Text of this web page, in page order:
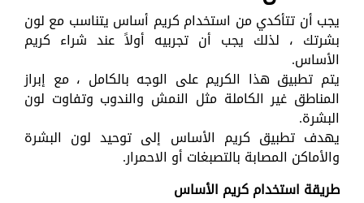
يجب أن تتأكدي من استخدام كريم أساس يتناسب مع لون
بشرتك ، لذلك يجب أن تجربيه أولاً عند شراء كريم
الأساس.
يتم تطبيق هذا الكريم على الوجه بالكامل ، مع إبراز
المناطق غير الكاملة مثل النمش والندوب وتفاوت لون
البشرة.
يهدف تطبيق كريم الأساس إلى توحيد لون البشرة
والأماكن المصابة بالتصبغات أو الاحمرار.
طريقة استخدام كريم الأساس